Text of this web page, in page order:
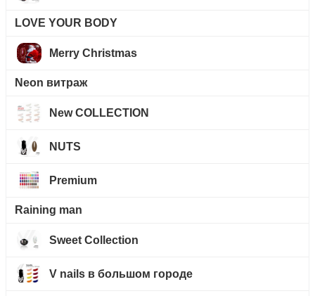
LOVE YOUR BODY
Merry Christmas
Neon витраж
New COLLECTION
NUTS
Premium
Raining man
Sweet Collection
V nails в большом городе